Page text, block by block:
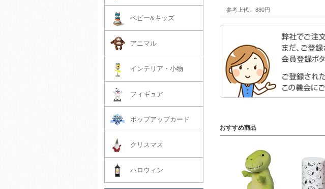
参考上代 880円
おすすめ商品
ベビー&キッズ
アニマル
インテリア・小物
フィギュア
ポップアップカード
クリスマス
ハロウィン